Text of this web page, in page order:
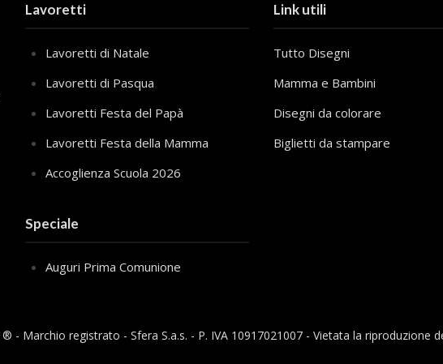
Lavoretti
Lavoretti di Natale
Lavoretti di Pasqua
Lavoretti Festa del Papà
Lavoretti Festa della Mamma
Accoglienza Scuola 2026
Speciale
Auguri Prima Comunione
Link utili
Tutto Disegni
Mamma e Bambini
Disegni da colorare
Biglietti da stampare
- Marchio registrato - Sfera S.a.s. - P. IVA 10917021007 - Vietata la riproduzione